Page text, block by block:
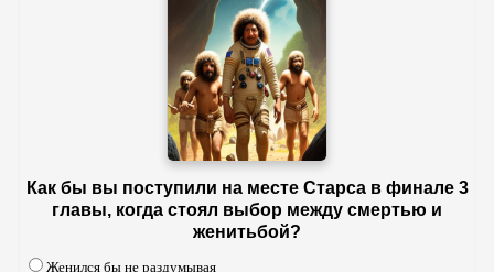
Как бы вы поступили на месте Старса в финале 3
главы, когда стоял выбор между смертью и
женитьбой?
Женился бы не раздумывая